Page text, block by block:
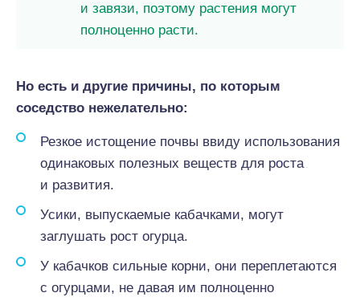
и завязи, поэтому растения могут
полноценно расти.
Но есть и другие причины, по которым
соседство нежелательно:
Резкое истощение почвы ввиду использования
одинаковых полезных веществ для роста
и развития.
Усики, выпускаемые кабачками, могут
заглушать рост огурца.
У кабачков сильные корни, они переплетаются
с огурцами, не давая им полноценно